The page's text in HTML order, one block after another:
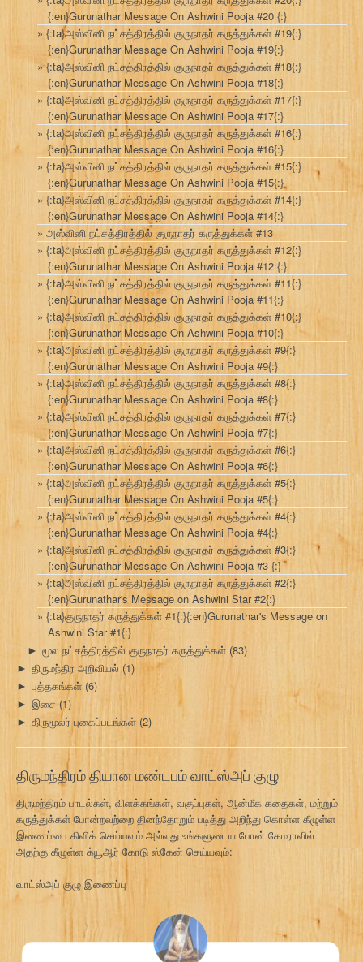
{:en}Gurunathar Message On Ashwini Pooja #20 {:}
{:ta}அஸ்வினி நட்சத்திரத்தில் குருநாதர் கருத்துக்கள் #19{:}
{:en}Gurunathar Message On Ashwini Pooja #19{:}
{:ta}அஸ்வினி நட்சத்திரத்தில் குருநாதர் கருத்துக்கள் #18{:}
{:en}Gurunathar Message On Ashwini Pooja #18{:}
{:ta}அஸ்வினி நட்சத்திரத்தில் குருநாதர் கருத்துக்கள் #17{:}
{:en}Gurunathar Message On Ashwini Pooja #17{:}
{:ta}அஸ்வினி நட்சத்திரத்தில் குருநாதர் கருத்துக்கள் #16{:}
{:en}Gurunathar Message On Ashwini Pooja #16{:}
{:ta}அஸ்வினி நட்சத்திரத்தில் குருநாதர் கருத்துக்கள் #15{:}
{:en}Gurunathar Message On Ashwini Pooja #15{:}
{:ta}அஸ்வினி நட்சத்திரத்தில் குருநாதர் கருத்துக்கள் #14{:}
{:en}Gurunathar Message On Ashwini Pooja #14{:}
அஸ்வினி நட்சத்திரத்தில் குருநாதர் கருத்துக்கள் #13
{:ta}அஸ்வினி நட்சத்திரத்தில் குருநாதர் கருத்துக்கள் #12{:}
{:en}Gurunathar Message On Ashwini Pooja #12 {:}
{:ta}அஸ்வினி நட்சத்திரத்தில் குருநாதர் கருத்துக்கள் #11{:}
{:en}Gurunathar Message On Ashwini Pooja #11{:}
{:ta}அஸ்வினி நட்சத்திரத்தில் குருநாதர் கருத்துக்கள் #10{:}
{:en}Gurunathar Message On Ashwini Pooja #10{:}
{:ta}அஸ்வினி நட்சத்திரத்தில் குருநாதர் கருத்துக்கள் #9{:}
{:en}Gurunathar Message On Ashwini Pooja #9{:}
{:ta}அஸ்வினி நட்சத்திரத்தில் குருநாதர் கருத்துக்கள் #8{:}
{:en}Gurunathar Message On Ashwini Pooja #8{:}
{:ta}அஸ்வினி நட்சத்திரத்தில் குருநாதர் கருத்துக்கள் #7{:}
{:en}Gurunathar Message On Ashwini Pooja #7{:}
{:ta}அஸ்வினி நட்சத்திரத்தில் குருநாதர் கருத்துக்கள் #6{:}
{:en}Gurunathar Message On Ashwini Pooja #6{:}
{:ta}அஸ்வினி நட்சத்திரத்தில் குருநாதர் கருத்துக்கள் #5{:}
{:en}Gurunathar Message On Ashwini Pooja #5{:}
{:ta}அஸ்வினி நட்சத்திரத்தில் குருநாதர் கருத்துக்கள் #4{:}
{:en}Gurunathar Message On Ashwini Pooja #4{:}
{:ta}அஸ்வினி நட்சத்திரத்தில் குருநாதர் கருத்துக்கள் #3{:}
{:en}Gurunathar Message On Ashwini Pooja #3 {:}
{:ta}அஸ்வினி நட்சத்திரத்தில் குருநாதர் கருத்துக்கள் #2{:}
{:en}Gurunathar's Message on Ashwini Star #2{:}
{:ta}குருநாதர் கருத்துக்கள் #1{:}{:en}Gurunathar's Message on
Ashwini Star #1{:}
► மூல நட்சத்திரத்தில் குருநாதர் கருத்துக்கள் (83)
► திருமந்திர அறிவியல் (1)
► புத்தகங்கள் (6)
► இசை (1)
► திருமூலர் புகைப்படங்கள் (2)
திருமந்திரம் தியான மண்டபம் வாட்ஸ்அப் குழு:
திருமந்திரம் பாடல்கள், விளக்கங்கள், வகுப்புகள், ஆன்மீக கதைகள், மற்றும்
கருத்துக்கள் போன்றவற்றை தினந்தோறும் படித்து அறிந்து கொள்ள கீழுள்ள
இணைப்பை கிளிக் செய்யவும் அல்லது உங்களுடைய போன் கேமராவில்
அதற்கு கீழுள்ள க்யூஆர் கோடு ஸ்கேன் செய்யவும்:
வாட்ஸ்அப் குழு இணைப்பு